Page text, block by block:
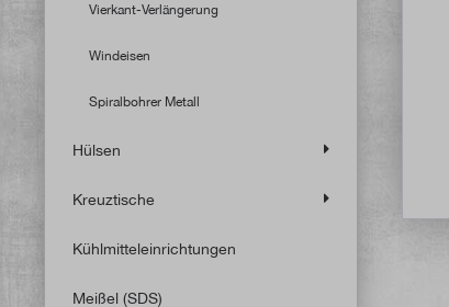
Vierkant-Verlängerung
Windeisen
Spiralbohrer Metall
Hülsen
Kreuztische
Kühlmitteleinrichtungen
Meißel (SDS)